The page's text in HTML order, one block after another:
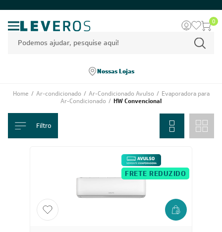
0
Nossas Lojas
Home / Ar-condicionado / Ar-Condicionado Avulso / Evaporadora para
Ar-Condicionado / HW Convencional
Filtro
FRETE REDUZIDO